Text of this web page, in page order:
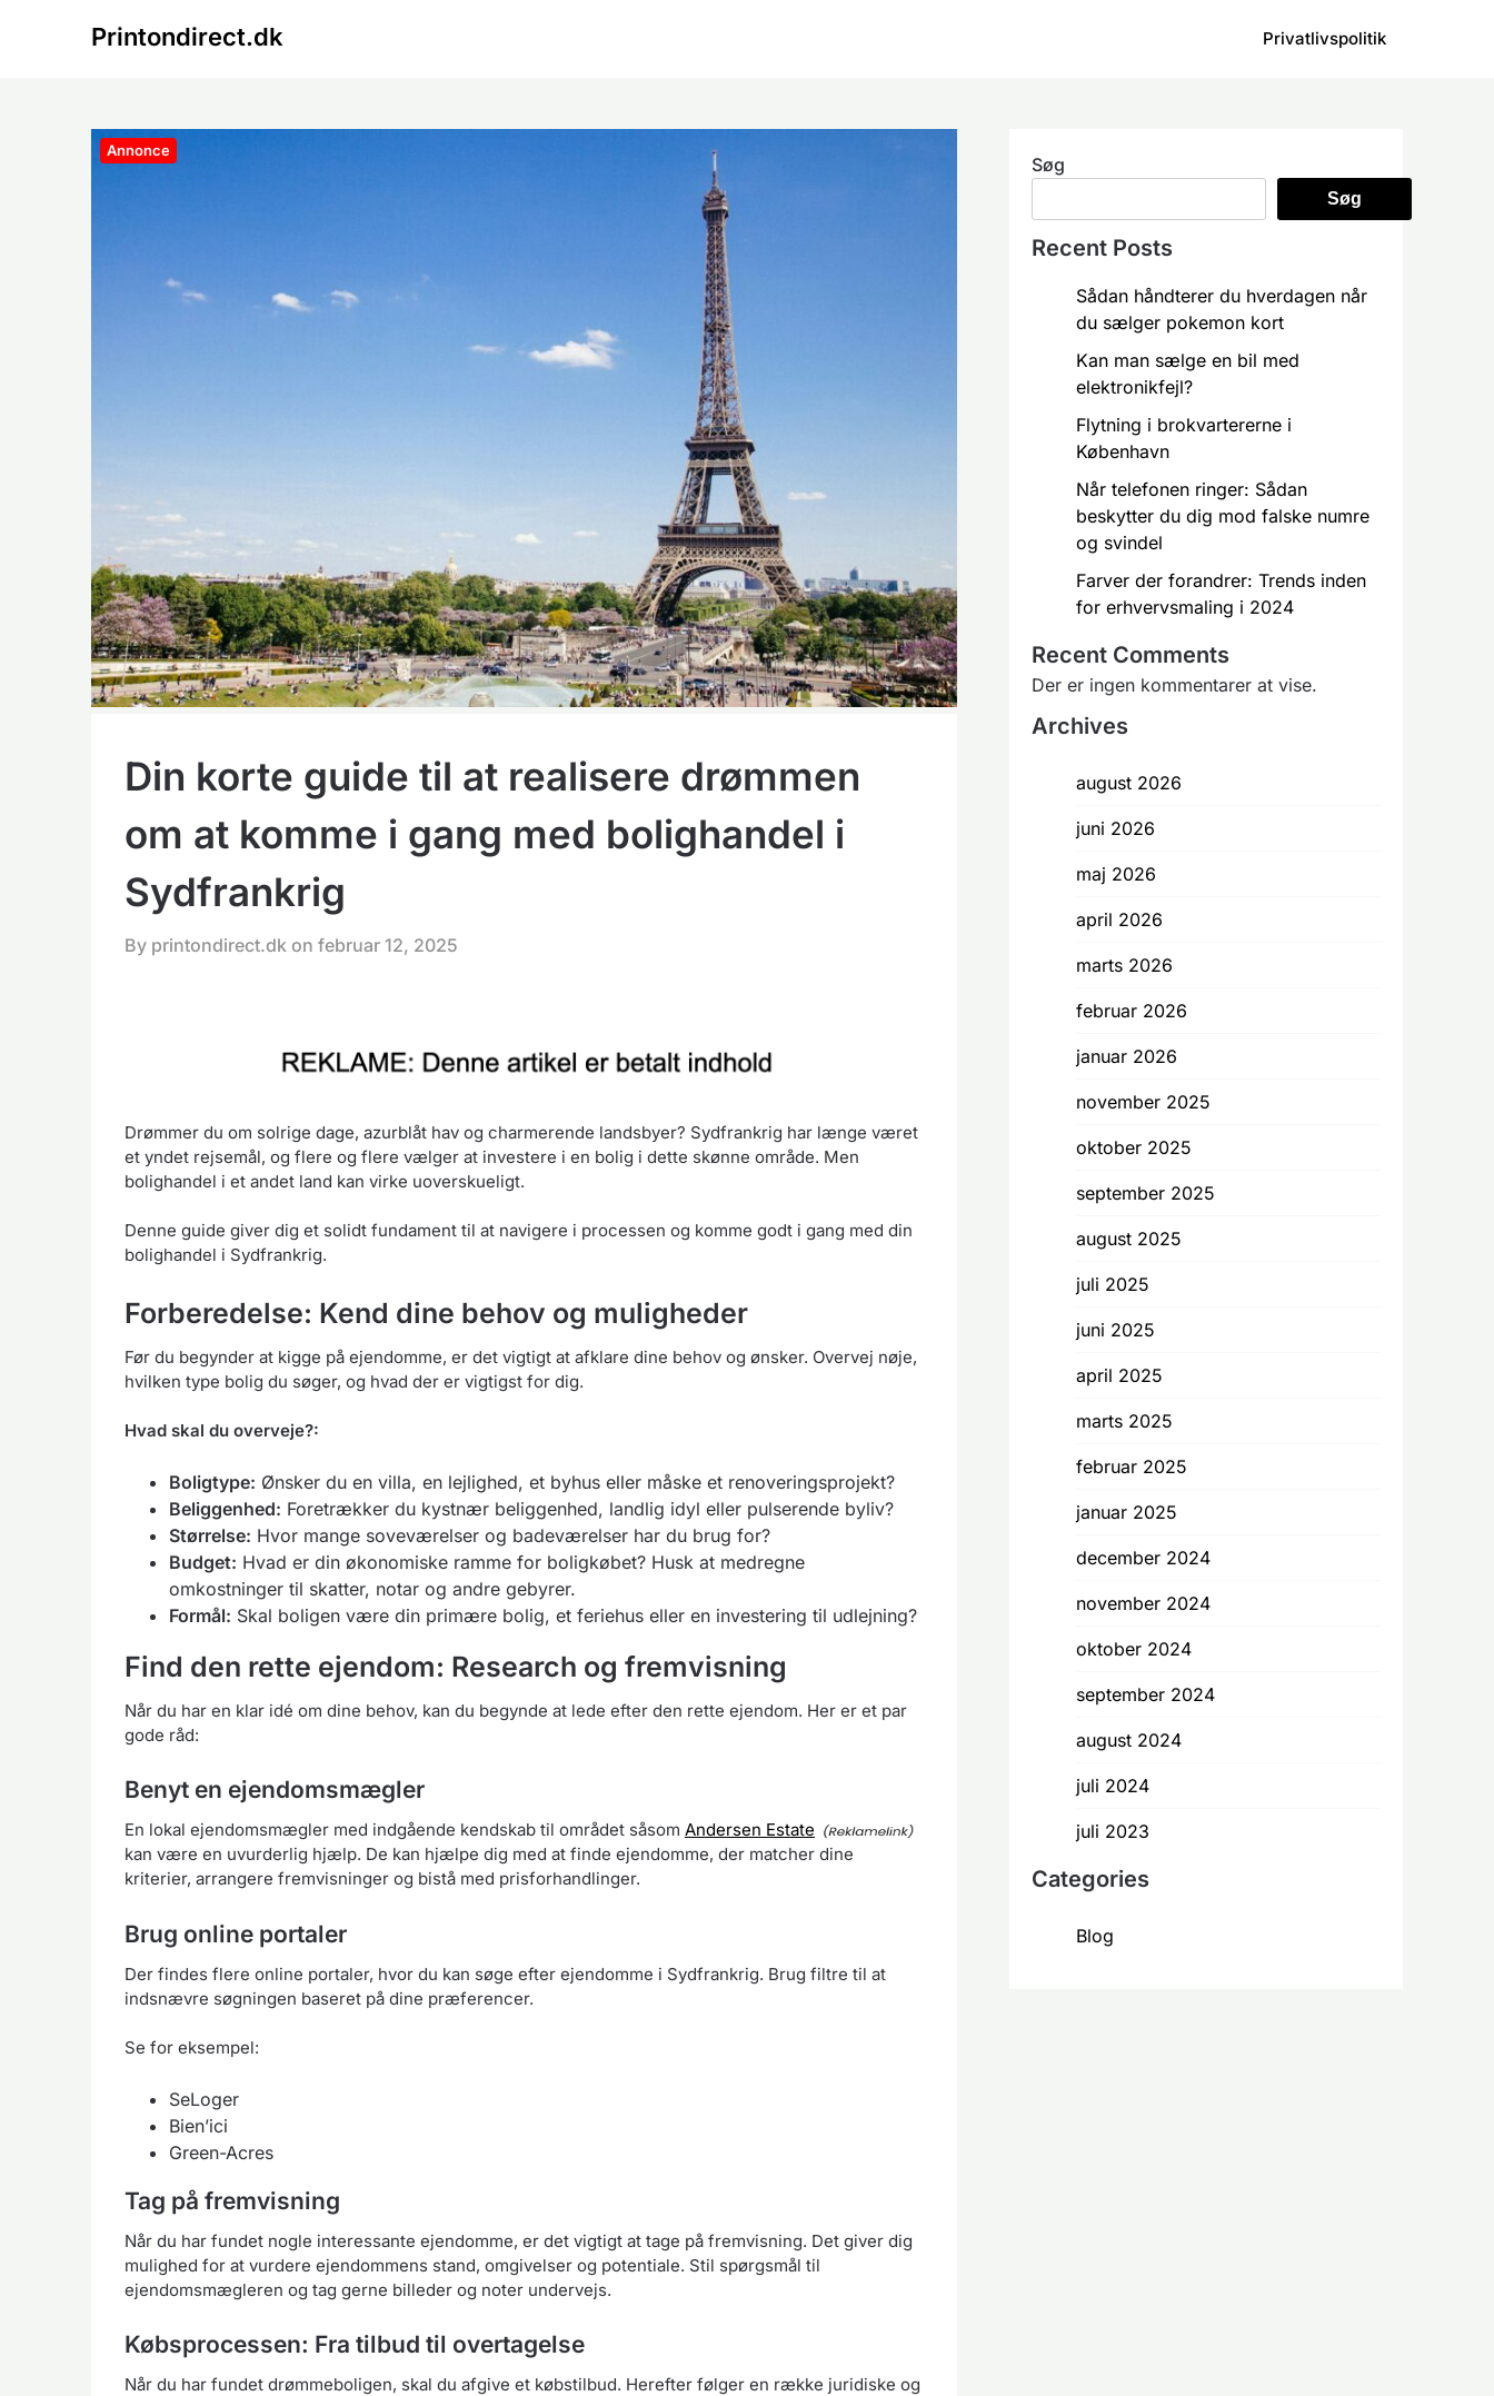
Printondirect.dk Privatlivspolitik
Annonce
Din korte guide til at realisere drømmen
om at komme i gang med bolighandel i
Sydfrankrig
By printondirect.dk on februar 12, 2025
Drømmer du om solrige dage, azurblåt hav og charmerende landsbyer? Sydfrankrig har længe været
et yndet rejsemål, og flere og flere vælger at investere i en bolig i dette skønne område. Men
bolighandel i et andet land kan virke uoverskueligt.
Denne guide giver dig et solidt fundament til at navigere i processen og komme godt i gang med din
bolighandel i Sydfrankrig.
Forberedelse: Kend dine behov og muligheder
Før du begynder at kigge på ejendomme, er det vigtigt at afklare dine behov og ønsker. Overvej nøje,
hvilken type bolig du søger, og hvad der er vigtigst for dig.
Hvad skal du overveje?:
Boligtype: Ønsker du en villa, en lejlighed, et byhus eller måske et renoveringsprojekt?
Beliggenhed: Foretrækker du kystnær beliggenhed, landlig idyl eller pulserende byliv?
Størrelse: Hvor mange soveværelser og badeværelser har du brug for?
Budget: Hvad er din økonomiske ramme for boligkøbet? Husk at medregne
omkostninger til skatter, notar og andre gebyrer.
Formål: Skal boligen være din primære bolig, et feriehus eller en investering til udlejning?
Find den rette ejendom: Research og fremvisning
Når du har en klar idé om dine behov, kan du begynde at lede efter den rette ejendom. Her er et par
gode råd:
Benyt en ejendomsmægler
En lokal ejendomsmægler med indgående kendskab til området såsom Andersen Estate
kan være en uvurderlig hjælp. De kan hjælpe dig med at finde ejendomme, der matcher dine
kriterier, arrangere fremvisninger og bistå med prisforhandlinger.
Brug online portaler
Der findes flere online portaler, hvor du kan søge efter ejendomme i Sydfrankrig. Brug filtre til at
indsnævre søgningen baseret på dine præferencer.
Se for eksempel:
SeLoger
Bien’ici
Green-Acres
Tag på fremvisning
Når du har fundet nogle interessante ejendomme, er det vigtigt at tage på fremvisning. Det giver dig
mulighed for at vurdere ejendommens stand, omgivelser og potentiale. Stil spørgsmål til
ejendomsmægleren og tag gerne billeder og noter undervejs.
Købsprocessen: Fra tilbud til overtagelse
Når du har fundet drømmeboligen, skal du afgive et købstilbud. Herefter følger en række juridiske og
Søg
Søg
Recent Posts
Sådan håndterer du hverdagen når
du sælger pokemon kort
Kan man sælge en bil med
elektronikfejl?
Flytning i brokvartererne i
København
Når telefonen ringer: Sådan
beskytter du dig mod falske numre
og svindel
Farver der forandrer: Trends inden
for erhvervsmaling i 2024
Recent Comments
Der er ingen kommentarer at vise.
Archives
august 2026
juni 2026
maj 2026
april 2026
marts 2026
februar 2026
januar 2026
november 2025
oktober 2025
september 2025
august 2025
juli 2025
juni 2025
april 2025
marts 2025
februar 2025
januar 2025
december 2024
november 2024
oktober 2024
september 2024
august 2024
juli 2024
juli 2023
Categories
Blog